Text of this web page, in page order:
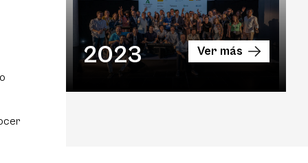
2023 Ver más